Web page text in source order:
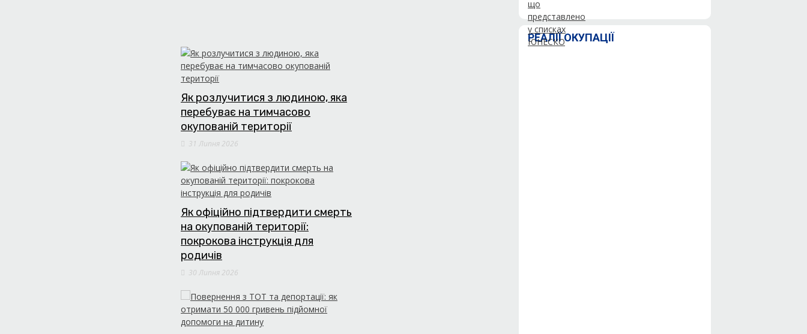
РЕАЛІЇ ОКУПАЦІЇ
Як розлучитися з людиною, яка
перебуває на тимчасово
окупованій території
31 Липня 2026
Як офіційно підтвердити смерть
на окупованій території:
покрокова інструкція для
родичів
30 Липня 2026